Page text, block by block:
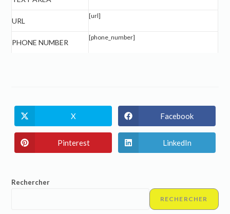
URL
[url]
PHONE NUMBER
[phone_number]
X Facebook
Pinterest LinkedIn
Rechercher
RECHERCHER